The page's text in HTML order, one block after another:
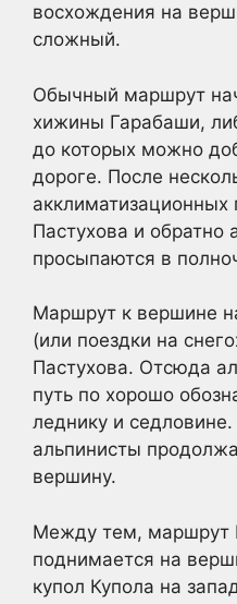
восхождения на
сложный.
Обычный маршрут
хижины Гарабаши,
до которых можно
дороге. После
акклиматизационных
Пастухова и обратно
просыпаются в
Маршрут к вершине
(или поездки на
Пастухова. Отсюда
путь по хорошо
леднику и
альпинисты
вершину.
Между тем, маршрут
поднимается на
купол Купола на